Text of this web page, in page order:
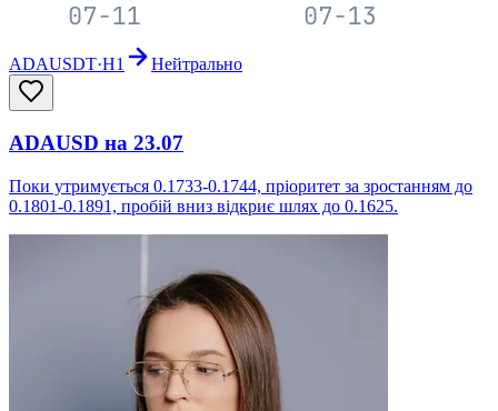
ADAUSDT·H1 Нейтрально
ADAUSD на 23.07
Поки утримується 0.1733-0.1744, пріоритет за зростанням до
0.1801-0.1891, пробій вниз відкриє шлях до 0.1625.